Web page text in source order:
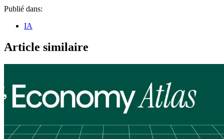
Publié dans:
IA
Article similaire